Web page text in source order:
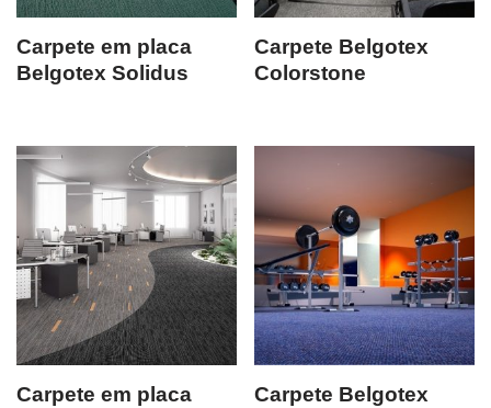
Carpete em placa
Belgotex Solidus
Carpete Belgotex
Colorstone
Carpete em placa
Carpete Belgotex